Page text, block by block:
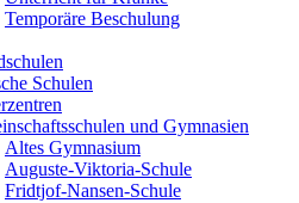
Temporäre Beschulung
Schulen
und Gymnasien
Altes Gymnasium
Auguste-Viktoria-Schule
Fridtjof-Nansen-Schule